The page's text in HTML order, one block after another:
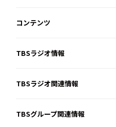
コンテンツ
TBSラジオ情報
TBSラジオ関連情報
TBSグループ関連情報